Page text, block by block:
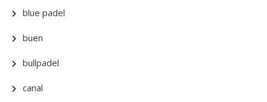
blue padel
buen
bullpadel
canal